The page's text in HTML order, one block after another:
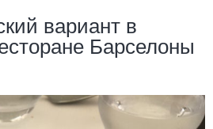
вариант в
Барселоны